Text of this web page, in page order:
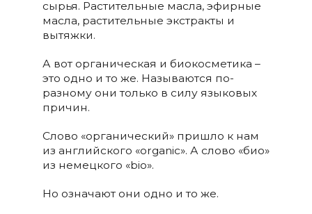
сырья. Растительные масла, эфирные
масла, растительные экстракты и
вытяжки.
А вот органическая и биокосметика –
это одно и то же. Называются по-
разному они только в силу языковых
причин.
Слово «органический» пришло к нам
из английского «organic». А слово «био»
из немецкого «bio».
Но означают они одно и то же.